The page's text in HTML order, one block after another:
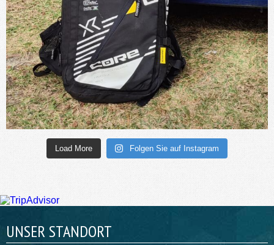
Load More Folgen Sie auf Instagram
UNSER STANDORT